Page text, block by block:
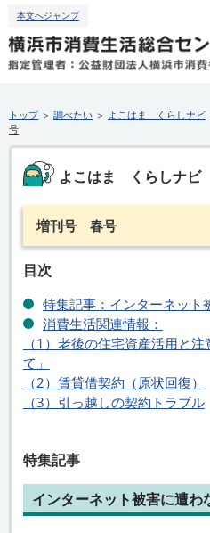
本文へジャンプ
トップ＞ 調べたい ＞ よこはま くらしナビ
号
よこはま くらしナビ
増刊号 春号
目次
特集記事：インターネット
消費生活関連情報：
（1）老後の住宅資産活用と
て」
（2）賃貸借契約（原状回復）
（3）引っ越しの契約トラブル
特集記事
インターネット被害に遭わ